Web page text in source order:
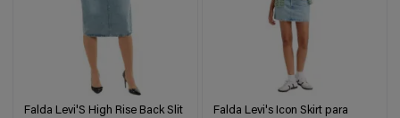
Falda Levi'S High Rise Back Slit
Falda Levi's Icon Skirt para